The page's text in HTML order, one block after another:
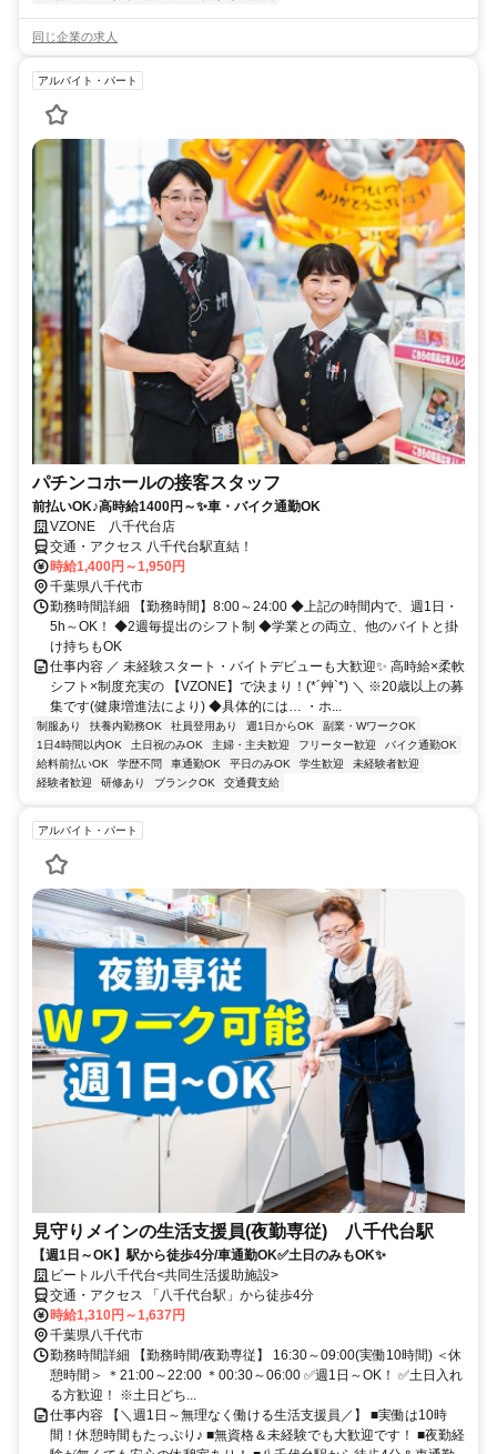
同じ企業の求人
アルバイト・パート
パチンコホールの接客スタッフ
前払いOK♪高時給1400円～✨車・バイク通勤OK
VZONE 八千代台店
交通・アクセス 八千代台駅直結！
時給1,400円～1,950円
千葉県八千代市
勤務時間詳細 【勤務時間】8:00～24:00 ◆上記の時間内で、週1日・
5h～OK！ ◆2週毎提出のシフト制 ◆学業との両立、他のバイトと掛
け持ちもOK
仕事内容 ／ 未経験スタート・バイトデビューも大歓迎✨ 高時給×柔軟
シフト×制度充実の 【VZONE】で決まり！(*´艸`*) ＼ ※20歳以上の募
集です(健康増進法により) ◆具体的には… ・ホ...
制服あり 扶養内勤務OK 社員登用あり 週1日からOK
副業・WワークOK
1日4時間以内OK
土日祝のみOK 主婦・主夫歓迎 フリーター歓迎
バイク通勤OK
給料前払いOK
学歴不問 車通勤OK 平日のみOK 学生歓迎
未経験者歓迎
経験者歓迎
研修あり ブランクOK 交通費支給
アルバイト・パート
見守りメインの生活支援員(夜勤専従) 八千代台駅
【週1日～OK】駅から徒歩4分/車通勤OK✅土日のみもOK✨
ビートル八千代台<共同生活援助施設>
交通・アクセス 「八千代台駅」から徒歩4分
時給1,310円～1,637円
千葉県八千代市
勤務時間詳細 【勤務時間/夜勤専従】 16:30～09:00(実働10時間) ＜休
憩時間＞ ＊21:00～22:00 ＊00:30～06:00 ✅週1日～OK！ ✅土日入れ
る方歓迎！ ※土日どち...
仕事内容 【＼週1日～無理なく働ける生活支援員／】 ■実働は10時
間！休憩時間もたっぷり♪ ■無資格＆未経験でも大歓迎です！ ■夜勤経